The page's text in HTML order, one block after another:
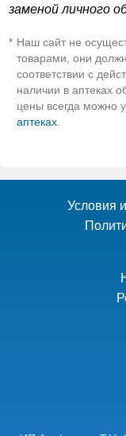
заменой личного
* Наш сайт не
товарами, они
соответствии с
наличии в аптеках
цены всегда можно
аптеках
Условия